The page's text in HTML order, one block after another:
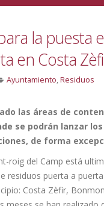
la puesta
en Costa
Ayuntamiento,Residuos
las áreas de
se podrán lanzar
de forma
roig del Camp está
residuos puerta a
Costa Zèfir,